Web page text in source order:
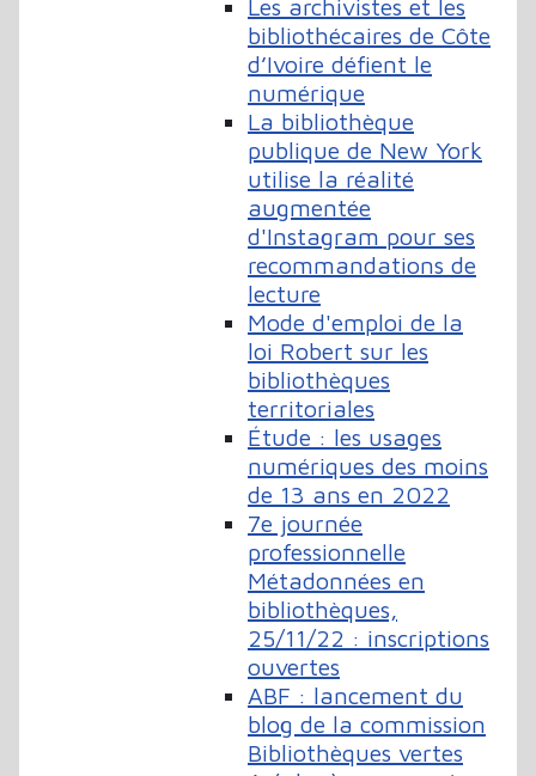
Les archivistes et les
bibliothécaires de Côte
d’Ivoire défient le
numérique
La bibliothèque
publique de New York
utilise la réalité
augmentée
d'Instagram pour ses
recommandations de
lecture
Mode d'emploi de la
loi Robert sur les
bibliothèques
territoriales
Étude : les usages
numériques des moins
de 13 ans en 2022
7e journée
professionnelle
Métadonnées en
bibliothèques,
25/11/22 : inscriptions
ouvertes
ABF : lancement du
blog de la commission
Bibliothèques vertes